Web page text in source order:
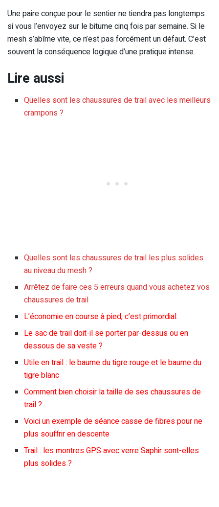
Une paire conçue pour le sentier ne tiendra pas longtemps
si vous l’envoyez sur le bitume cinq fois par semaine. Si le
mesh s’abîme vite, ce n’est pas forcément un défaut. C’est
souvent la conséquence logique d’une pratique intense.
Lire aussi
Quelles sont les chaussures de trail avec les meilleurs
crampons ?
Quelles sont les chaussures de trail les plus solides
au niveau du mesh ?
Arrêtez de faire ces 5 erreurs quand vous achetez vos
chaussures de trail
L’économie en course à pied, c’est primordial.
Le sac de trail doit-il se porter par-dessus ou en
dessous de sa veste ?
Utile en trail : le baume du tigre rouge et le baume du
tigre blanc
Comment bien choisir la taille de ses chaussures de
trail ?
Voici un exemple de séance casse de fibres pour ne
plus souffrir en descente
Trail : les montres GPS avec verre Saphir sont-elles
plus solides ?